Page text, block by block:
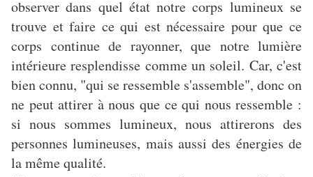
observer dans quel état notre corps lumineux se
trouve et faire ce qui est nécessaire pour que ce
corps continue de rayonner, que notre lumière
intérieure resplendisse comme un soleil. Car, c'est
bien connu, "qui se ressemble s'assemble", donc on
ne peut attirer à nous que ce qui nous ressemble :
si nous sommes lumineux, nous attirerons des
personnes lumineuses, mais aussi des énergies de
la même qualité.